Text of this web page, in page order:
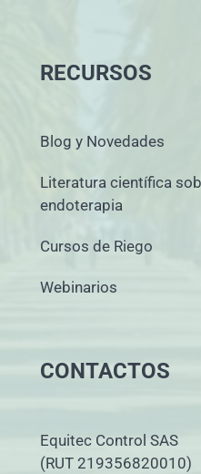
RECURSOS
Blog y Novedades
Literatura científica
endoterapia
Cursos de Riego
Webinarios
CONTACTOS
Equitec Control SAS
(RUT 219356820010)